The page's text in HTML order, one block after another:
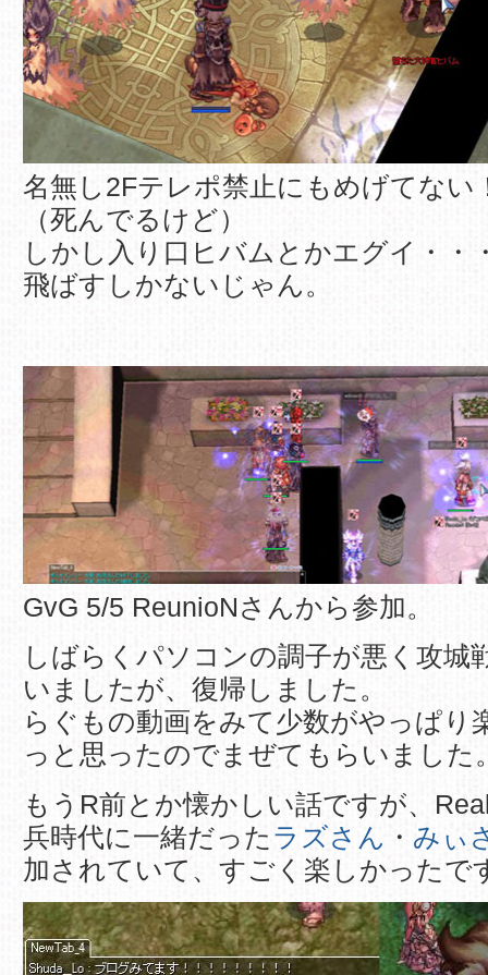
名無し2Fテレポ禁止にもめげてない
（死んでるけど）
しかし入り口ヒバムとかエグイ・・
飛ばすしかないじゃん。
GvG 5/5 ReunioNさんから参加。
しばらくパソコンの調子が悪く攻城
いましたが、復帰しました。
らぐもの動画をみて少数がやっぱり
っと思ったのでまぜてもらいました
もうR前とか懐かしい話ですが、
兵時代に一緒だった ラズさん ・ みぃ
加されていて、すごく楽しかったで